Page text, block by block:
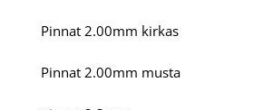
Pinnat 2.00mm kirkas
Pinnat 2.00mm musta